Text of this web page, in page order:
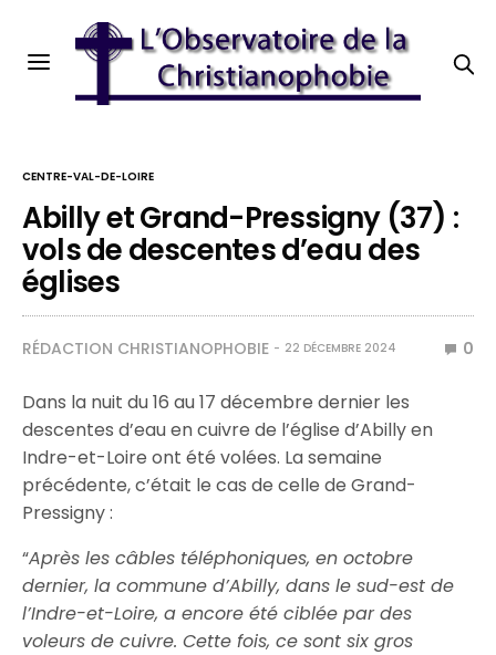
CENTRE-VAL-DE-LOIRE
Abilly et Grand-Pressigny (37) :
vols de descentes d’eau des
églises
RÉDACTION CHRISTIANOPHOBIE 22 DÉCEMBRE 2024 0
Dans la nuit du 16 au 17 décembre dernier les
descentes d’eau en cuivre de l’église d’Abilly en
Indre-et-Loire ont été volées. La semaine
précédente, c’était le cas de celle de Grand-
Pressigny :
“Après les câbles téléphoniques, en octobre
dernier, la commune d’Abilly, dans le sud-est de
l’Indre-et-Loire, a encore été ciblée par des
voleurs de cuivre. Cette fois, ce sont six gros